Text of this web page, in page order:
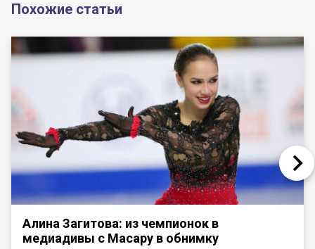
Похожие статьи
Алина Загитова: из чемпионок в
медиадивы с Масару в обнимку